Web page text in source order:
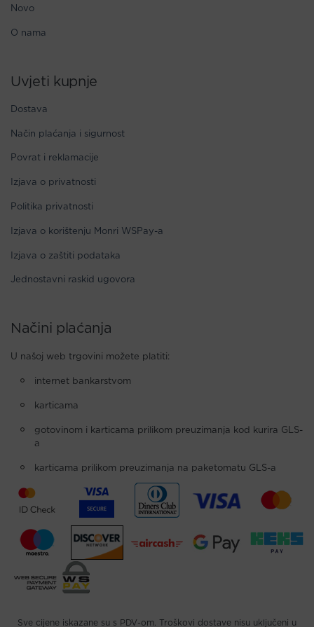
Novo
O nama
Uvjeti kupnje
Dostava
Način plaćanja i sigurnost
Povrat i reklamacije
Izjava o privatnosti
Politika privatnosti
Izjava o korištenju Monri WSPay-a
Izjava o zaštiti podataka
Jednostavni raskid ugovora
Načini plaćanja
U našoj web trgovini možete platiti:
internet bankarstvom
karticama
gotovinom i karticama prilikom preuzimanja kod kurira GLS-
a
karticama prilikom preuzimanja na paketomatu GLS-a
Sve cijene iskazane su s PDV-om. Troškovi dostave nisu uključeni u